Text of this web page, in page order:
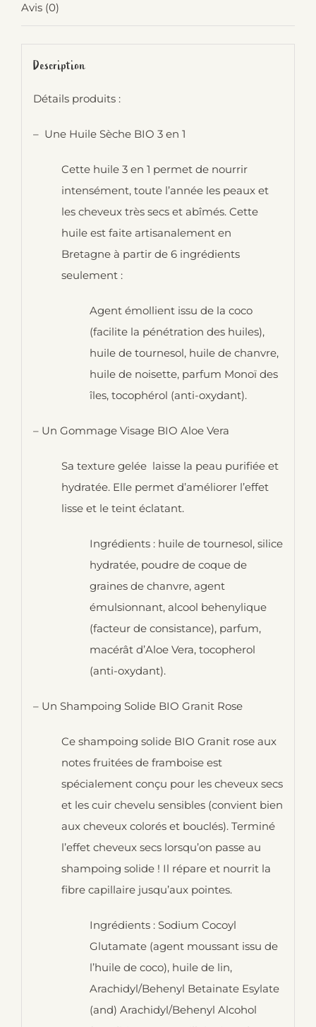
Avis (0)
Description
Détails produits :
– Une Huile Sèche BIO 3 en 1
Cette huile 3 en 1 permet de nourrir
intensément, toute l’année les peaux et
les cheveux très secs et abîmés. Cette
huile est faite artisanalement en
Bretagne à partir de 6 ingrédients
seulement :
Agent émollient issu de la coco
(facilite la pénétration des huiles),
huile de tournesol, huile de chanvre,
huile de noisette, parfum Monoï des
îles, tocophérol (anti-oxydant).
– Un Gommage Visage BIO Aloe Vera
Sa texture gelée laisse la peau purifiée et
hydratée. Elle permet d’améliorer l’effet
lisse et le teint éclatant.
Ingrédients : huile de tournesol, silice
hydratée, poudre de coque de
graines de chanvre, agent
émulsionnant, alcool behenylique
(facteur de consistance), parfum,
macérât d’Aloe Vera, tocopherol
(anti-oxydant).
– Un Shampoing Solide BIO Granit Rose
Ce shampoing solide BIO Granit rose aux
notes fruitées de framboise est
spécialement conçu pour les cheveux secs
et les cuir chevelu sensibles (convient bien
aux cheveux colorés et bouclés). Terminé
l’effet cheveux secs lorsqu’on passe au
shampoing solide ! Il répare et nourrit la
fibre capillaire jusqu’aux pointes.
Ingrédients : Sodium Cocoyl
Glutamate (agent moussant issu de
l’huile de coco), huile de lin,
Arachidyl/Behenyl Betainate Esylate
(and) Arachidyl/Behenyl Alcohol